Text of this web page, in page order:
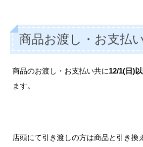
商品お渡し・お支払
商品のお渡し・お支払い共に12/1(日)
ます。
店頭にて引き渡しの方は商品と引き換